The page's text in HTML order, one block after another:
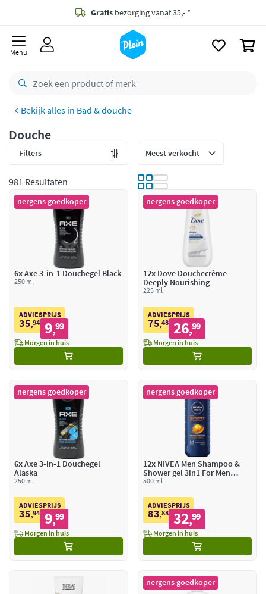
Gratis bezorging vanaf 35,- *
besteld,
retourneren
CO2 neutraal
Menu
Bad & douche
Douche
Filters
981 Resultaten
nergens goedkoper
6xAxe 3-in-1 Douchegel Black
250 ml
ADVIESPRIJS
35,94 9,99
Morgen in huis
nergens goedkoper
12xDove Douchecrème
Deeply Nourishing
225 ml
ADVIESPRIJS
75,48 26,99
Morgen in huis
nergens goedkoper
6xAxe 3-in-1 Douchegel
Alaska
250 ml
ADVIESPRIJS
35,94 9,99
Morgen in huis
nergens goedkoper
12xNIVEA Men Shampoo &
Shower gel 3in1 For Men
Sport
500 ml
ADVIESPRIJS
83,88 32,99
Morgen in huis
nergens goedkoper